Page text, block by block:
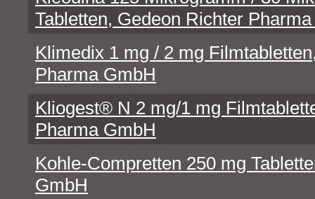
Tabletten, Gedeon Richter
Klimedix 1 mg / 2 mg
Pharma GmbH
Kliogest® N 2 mg/1 mg
Pharma GmbH
Kohle-Compretten 250 mg
GmbH